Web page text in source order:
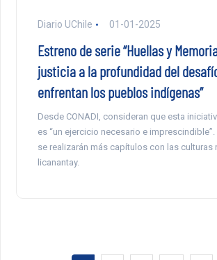
Diario UChile 01-01-2025
Estreno de serie “Huellas y
justicia a la profundidad del
enfrentan los pueblos indígenas”
Desde CONADI, consideran que esta
es “un ejercicio necesario e imprescindible”.
se realizarán más capítulos con las culturas
licanantay.